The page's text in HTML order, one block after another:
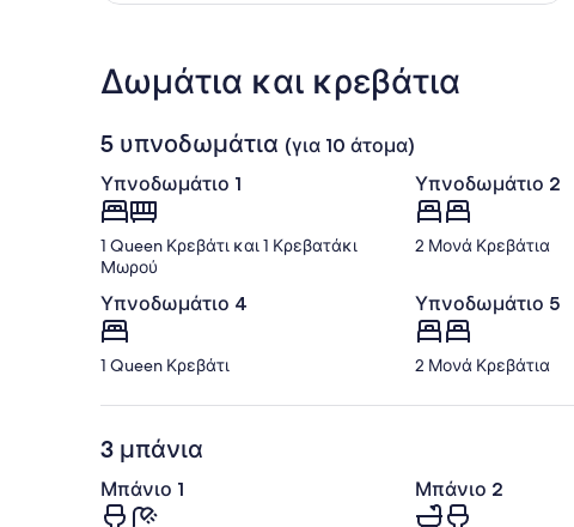
Δωμάτια και κρεβάτια
5 υπνοδωμάτια (για 10 άτομα)
Υπνοδωμάτιο 1
1 Queen Κρεβάτι και 1 Κρεβατάκι
Mωρού
Υπνοδωμάτιο 2
2 Μονά Κρεβάτια
Υπνοδωμάτιο 4
1 Queen Κρεβάτι
Υπνοδωμάτιο 5
2 Μονά Κρεβάτια
3 μπάνια
Μπάνιο 1 Μπάνιο 2